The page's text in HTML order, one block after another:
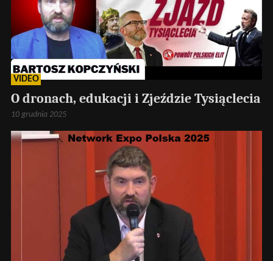
VIDEO
O dronach, edukacji i Zjeździe Tysiąclecia
10 grudnia 2025